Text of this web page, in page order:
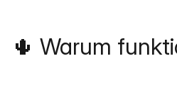
🌵 Warum